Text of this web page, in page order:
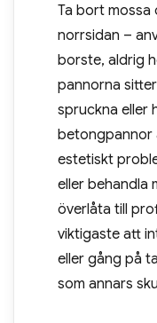
Ta bort mossa
norrsidan –
borste, aldrig
pannorna
spruckna eller
betongpannor
estetiskt
eller behandla
överlåta till
viktigaste att
eller gång på
som annars